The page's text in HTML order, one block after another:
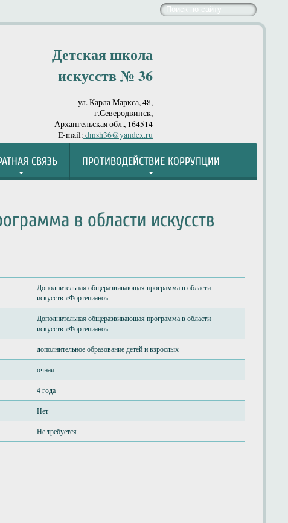
Детская школа
искусств № 36
ул. Карла Маркса, 48,
г.Северодвинск,
Архангельская обл., 164514
E-mail: dmsh36@yandex.ru
СВЯЗЬ ПРОТИВОДЕЙСТВИЕ КОРРУПЦИИ
в области искусств
Дополнительная общеразвивающая программа в области
искусств «Фортепиано»
Дополнительная общеразвивающая программа в области
искусств «Фортепиано»
дополнительное образование детей и взрослых
очная
4 года
Нет
Не требуется